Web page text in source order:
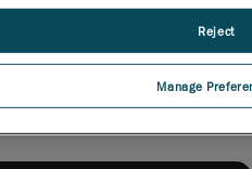
Manage
Reject